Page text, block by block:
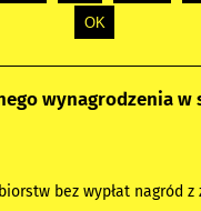
wynagrodzenia
bez wypłat nagród z